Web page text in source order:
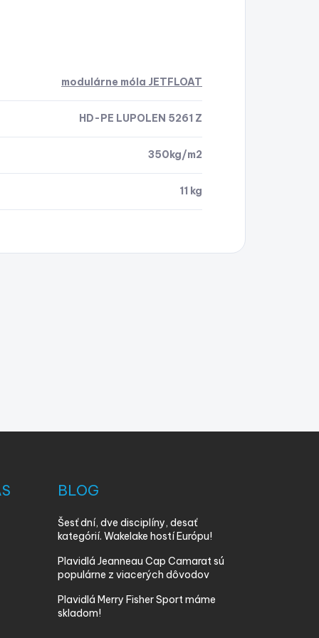
modulárne móla JETFLOAT
HD-PE LUPOLEN 5261 Z
350kg/m2
11 kg
BLOG
Šesť dní, dve disciplíny, desať
kategórií. Wakelake hostí Európu!
Plavidlá Jeanneau Cap Camarat sú
populárne z viacerých dôvodov
Plavidlá Merry Fisher Sport máme
skladom!